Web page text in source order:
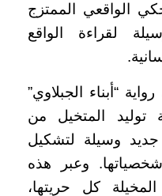
الواقعي الممتزج
لقراءة الواقع
“أبناء الجبلاوي”
توليد المتخيل من
وسيلة لتشكيل
شخصياتها. وعبر هذه
كل حريتها،